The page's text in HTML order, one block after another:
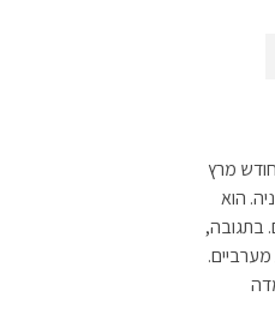
מרץ
הוא
בתגובה,
מערביים.